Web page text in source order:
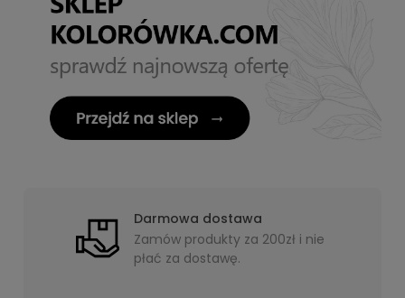
Darmowa dostawa
Zamów produkty za 200zł i nie
płać za dostawę.